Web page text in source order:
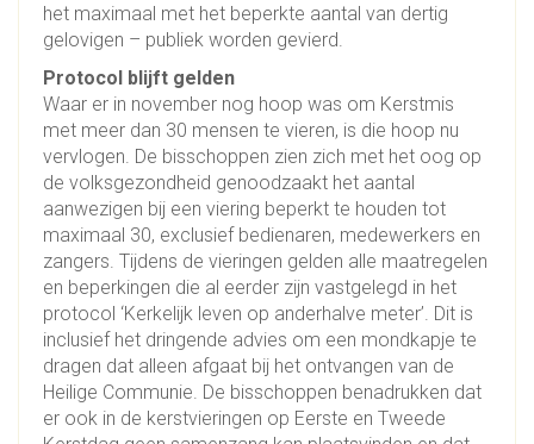
het maximaal met het beperkte aantal van dertig
gelovigen – publiek worden gevierd.
Protocol blijft gelden
Waar er in november nog hoop was om Kerstmis
met meer dan 30 mensen te vieren, is die hoop nu
vervlogen. De bisschoppen zien zich met het oog op
de volksgezondheid genoodzaakt het aantal
aanwezigen bij een viering beperkt te houden tot
maximaal 30, exclusief bedienaren, medewerkers en
zangers. Tijdens de vieringen gelden alle maatregelen
en beperkingen die al eerder zijn vastgelegd in het
protocol ‘Kerkelijk leven op anderhalve meter’. Dit is
inclusief het dringende advies om een mondkapje te
dragen dat alleen afgaat bij het ontvangen van de
Heilige Communie. De bisschoppen benadrukken dat
er ook in de kerstvieringen op Eerste en Tweede